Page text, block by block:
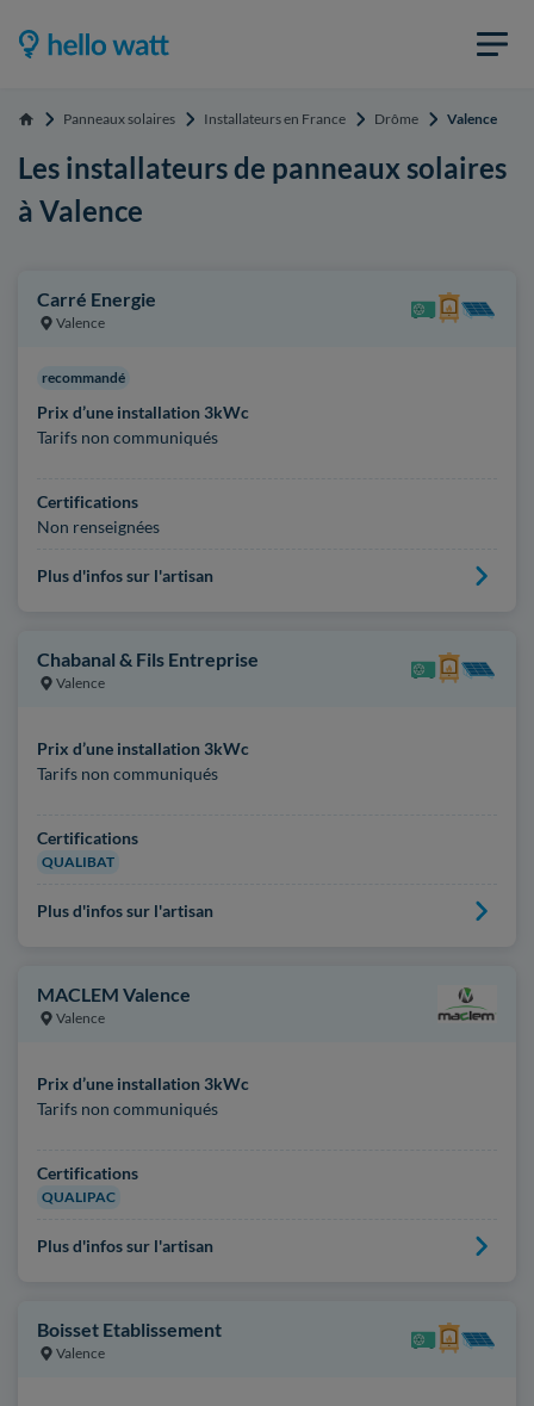
Accueil Panneaux solaires Installateurs en France Drôme Valence
Les installateurs de panneaux solaires
à Valence
Carré Energie
Valence
recommandé
Prix d’une installation 3kWc
Tarifs non communiqués
Certifications
Non renseignées
Plus d'infos sur l'artisan
Chabanal & Fils Entreprise
Valence
Prix d’une installation 3kWc
Tarifs non communiqués
Certifications
QUALIBAT
Plus d'infos sur l'artisan
MACLEM Valence
Valence
Prix d’une installation 3kWc
Tarifs non communiqués
Certifications
QUALIPAC
Plus d'infos sur l'artisan
Boisset Etablissement
Valence